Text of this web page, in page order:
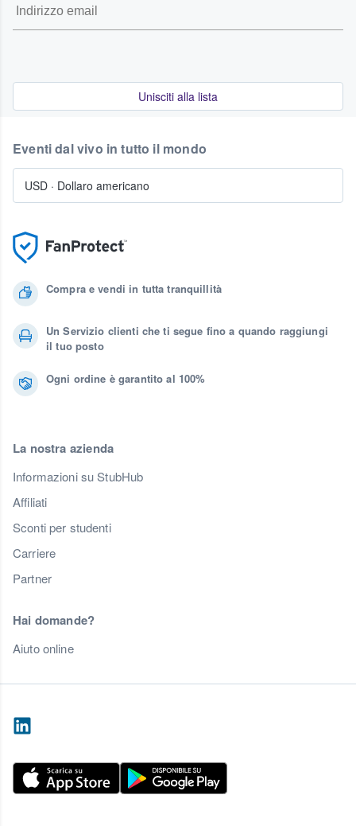
Unisciti alla lista
Compra e vendi in tutta tranquillità
Un Servizio clienti che ti segue fino a quando raggiungi
il tuo posto
Ogni ordine è garantito al 100%
La nostra azienda
Informazioni su StubHub
Affiliati
Sconti per studenti
Carriere
Partner
Hai domande?
Aiuto online
Eventi dal vivo in tutto il mondo
USD · Dollaro americano